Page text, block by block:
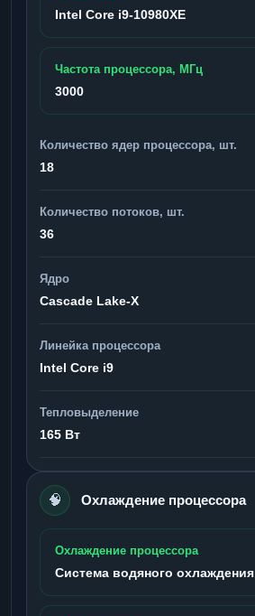
Intel Core i9-10980XE
Частота процессора, МГц
3000
Количество ядер процессора, шт.
18
Количество потоков, шт.
36
Ядро
Cascade Lake-X
Линейка процессора
Intel Core i9
Тепловыделение
165 Вт
🧠 Охлаждение процессора
Охлаждение процессора
Система водяного охлаждения